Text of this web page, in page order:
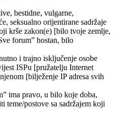
bestidne, vulgarne,
seksualno orijentirane sadržaje
krše zakon(e) [bilo tvoje zemlje,
forum” hostan, bilo
i trajno isključenje osobe
ISPu [pružatelju Internet
[bilježenje IP adresa svih
ima pravo, u bilo koje doba,
teme/postove sa sadržajem koji